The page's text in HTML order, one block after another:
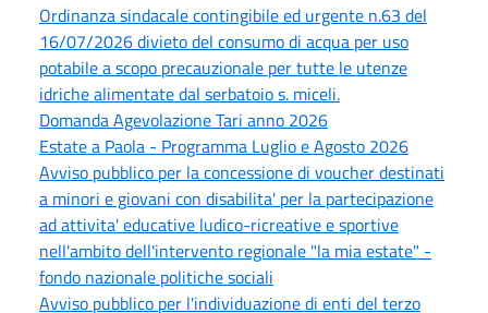
Ordinanza sindacale contingibile ed urgente n.63 del
16/07/2026 divieto del consumo di acqua per uso
potabile a scopo precauzionale per tutte le utenze
idriche alimentate dal serbatoio s. miceli.
Domanda Agevolazione Tari anno 2026
Estate a Paola - Programma Luglio e Agosto 2026
Avviso pubblico per la concessione di voucher destinati
a minori e giovani con disabilita' per la partecipazione
ad attivita' educative ludico-ricreative e sportive
nell'ambito dell'intervento regionale "la mia estate" -
fondo nazionale politiche sociali
Avviso pubblico per l'individuazione di enti del terzo